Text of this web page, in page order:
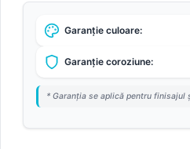
Garanție culoare:
Garanție coroziune:
* Garanția se aplică pentru finisajul